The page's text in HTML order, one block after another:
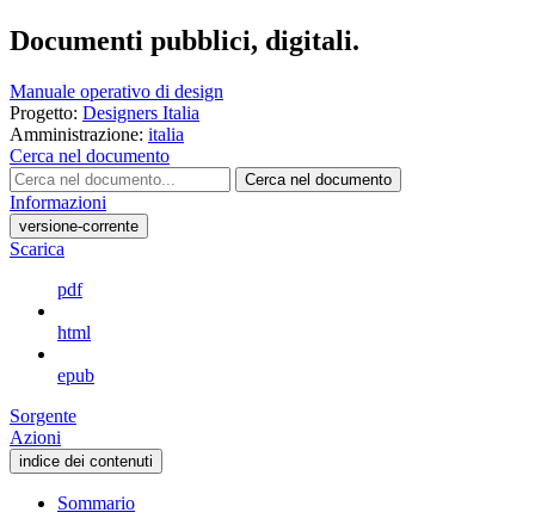
Documenti pubblici, digitali.
Manuale operativo di design
Progetto: Designers Italia
Amministrazione: italia
Cerca nel documento
Cerca nel documento
Informazioni
versione-corrente
Scarica
pdf
html
epub
Sorgente
Azioni
indice dei contenuti
Sommario